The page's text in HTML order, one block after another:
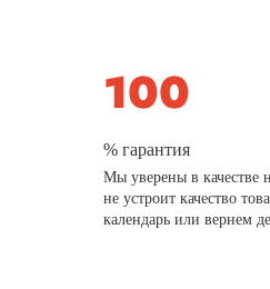
% гарантия
Мы уверены в качестве
не устроит качество
календарь или вернем